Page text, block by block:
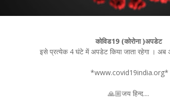
कोविड19 (कोरोना )अपडेट
इसे प्रत्येक 4 घंटे में अपडेट किया जाता रहेगा । अब
*www.covid19india.org*
🙏🏼जय हिन्द....